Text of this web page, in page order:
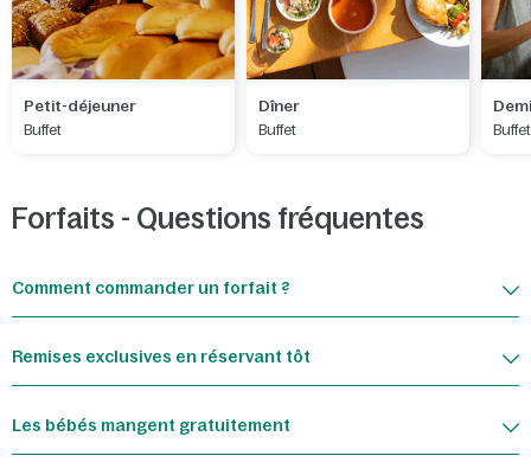
Petit-déjeuner
Buffet
Dîner
Buffet Buffet
Forfaits - Questions fréquentes
Comment commander un forfait ?
Remises exclusives en réservant tôt
Les bébés mangent gratuitement